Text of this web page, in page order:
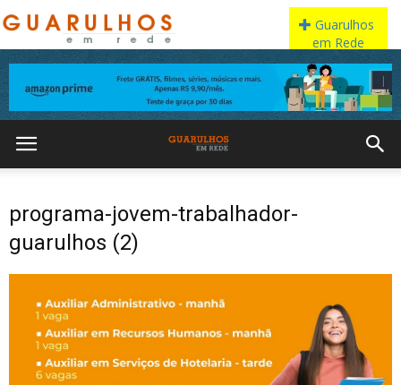
programa-jovem-trabalhador-
guarulhos (2)